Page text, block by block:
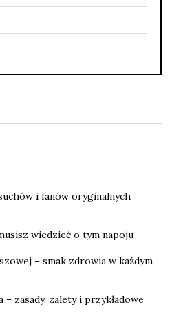
i fanów oryginalnych
wiedzieć o tym napoju
– smak zdrowia w każdym
– zasady, zalety i przykładowe